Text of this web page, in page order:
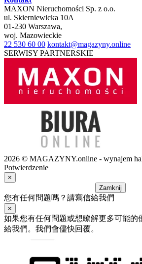
MAXON Nieruchomości Sp. z o.o.
ul. Skierniewicka 10A
01-230 Warszawa,
woj. Mazowieckie
22 530 60 00 kontakt@magazyny.online
SERWISY PARTNERSKIE
2026 © MAGAZYNY.online - wynajem
Potwierdzenie
×
Zamknij
您有任何問題嗎？請寫信給我們
×
如果您有任何問題或想瞭解更多可能的
給我們。我們會儘快回覆。